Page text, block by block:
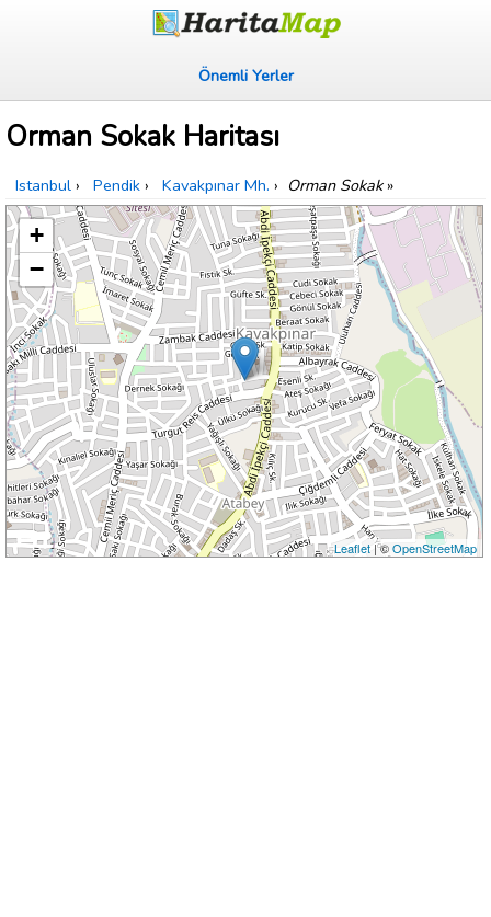
Önemli Yerler
Orman Sokak Haritası
Istanbul › Pendik › Kavakpınar Mh. › Orman Sokak»
+
−
Leaflet| ©OpenStreetMap